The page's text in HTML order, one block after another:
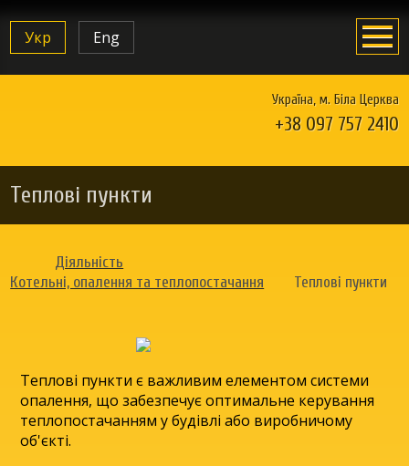
Укр Eng
Україна, м. Біла Церква
+38 097 757 2410
Теплові пункти
Діяльність
Котельні, опалення та теплопостачання
Теплові пункти
Теплові пункти є важливим елементом системи
опалення, що забезпечує оптимальне керування
теплопостачанням у будівлі або виробничому
об'єкті.